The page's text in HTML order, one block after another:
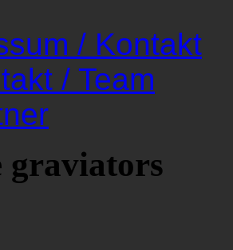
/ Kontakt
/ Team
graviators